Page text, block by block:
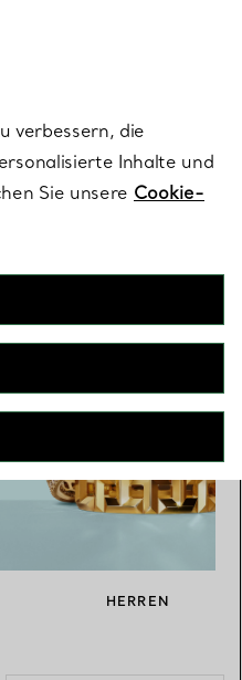
HERREN
verbessern, die
Inhalte und
Sie unsere Cookie-